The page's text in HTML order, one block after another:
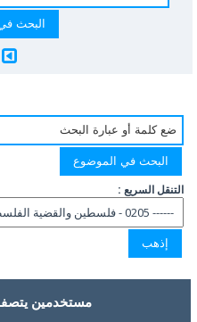
التنقل السريع :
مستخدمين